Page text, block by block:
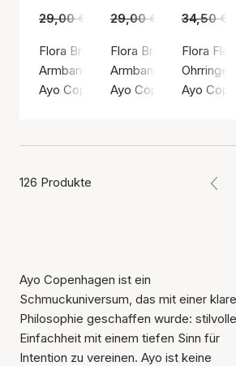
29,00 € 19,00 €
Flora Bracelet Berry Bloom
Armband, Beige / Polyester
Ayo Copenhagen
29,00 € 19,00 €
Flora Bracelet Sunset
Armband, Rot /
Ayo Copenhagen
34,50 €
Flora
Ayo
126 Produkte
Ayo Copenhagen ist ein
Schmuckuniversum, das mit einer
Philosophie geschaffen wurde: stilvolle
Einfachheit mit einem tiefen Sinn für
Intention zu vereinen. Ayo ist keine